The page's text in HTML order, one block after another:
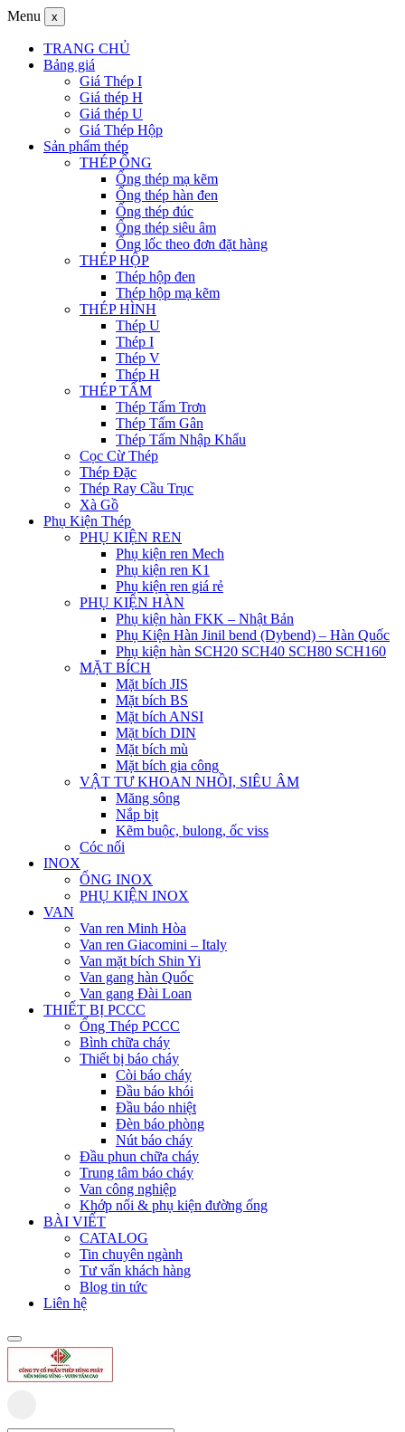
Menu x
TRANG CHỦ
Bảng giá
Giá Thép I
Giá thép H
Giá thép U
Giá Thép Hộp
Sản phẩm thép
THÉP ỐNG
Ống thép mạ kẽm
Ống thép hàn đen
Ống thép đúc
Ống thép siêu âm
Ống lốc theo đơn đặt hàng
THÉP HỘP
Thép hộp đen
Thép hộp mạ kẽm
THÉP HÌNH
Thép U
Thép I
Thép V
Thép H
THÉP TẤM
Thép Tấm Trơn
Thép Tấm Gân
Thép Tấm Nhập Khẩu
Cọc Cừ Thép
Thép Đặc
Thép Ray Cầu Trục
Xà Gồ
Phụ Kiện Thép
PHỤ KIỆN REN
Phụ kiện ren Mech
Phụ kiện ren K1
Phụ kiện ren giá rẻ
PHỤ KIỆN HÀN
Phụ kiện hàn FKK – Nhật Bản
Phụ Kiện Hàn Jinil bend (Dybend) – Hàn Quốc
Phụ kiện hàn SCH20 SCH40 SCH80 SCH160
MẶT BÍCH
Mặt bích JIS
Mặt bích BS
Mặt bích ANSI
Mặt bích DIN
Mặt bích mù
Mặt bích gia công
VẬT TƯ KHOAN NHỒI, SIÊU ÂM
Măng sông
Nắp bịt
Kẽm buộc, bulong, ốc viss
Cóc nối
INOX
ỐNG INOX
PHỤ KIỆN INOX
VAN
Van ren Minh Hòa
Van ren Giacomini – Italy
Van mặt bích Shin Yi
Van gang hàn Quốc
Van gang Đài Loan
THIẾT BỊ PCCC
Ống Thép PCCC
Bình chữa cháy
Thiết bị báo cháy
Còi báo cháy
Đầu báo khói
Đầu báo nhiệt
Đèn báo phòng
Nút báo cháy
Đầu phun chữa cháy
Trung tâm báo cháy
Van công nghiệp
Khớp nối & phụ kiện đường ống
BÀI VIẾT
CATALOG
Tin chuyên ngành
Tư vấn khách hàng
Blog tin tức
Liên hệ